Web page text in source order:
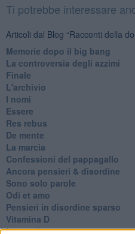
Ti potrebbe interessare
Articoli dal Blog “Racconti della
Memorie dopo il big bang
La controversia degli azzimi
Finale
L'archivio
I nomi
Essere
Res rebus
De mente
La marcia
Confessioni del pappagallo
Ancora pensieri & disordine
Sono solo parole
Odi et amo
Pensieri in disordine sparso
Vitamina D
La strada